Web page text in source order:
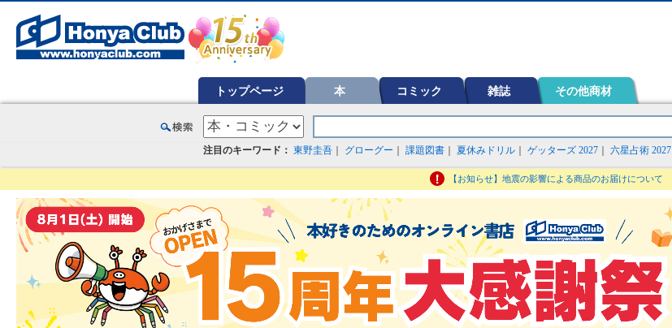
トップページ 本 コミック 雑誌 その他商材
注目のキーワード： 東野圭吾 グローグー 課題図書 夏休みドリル ゲッターズ 2027 六星占術 2027
【お知らせ】地震の影響による商品のお届けについて